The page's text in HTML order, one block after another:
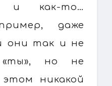
и как-то…
даже
они так и не
но не
никакой